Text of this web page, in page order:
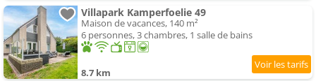
Villapark Kamperfoelie 49
Maison de vacances, 140 m²
6 personnes, 3 chambres, 1 salle de bains
8.7 km